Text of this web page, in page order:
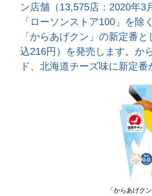
ン店舗（13,575店：2020年3
「ローソンストア100」を
「からあげクン」の新定番
込216円）を発売します。か
ド、北海道チーズ味に新定
「からあげク